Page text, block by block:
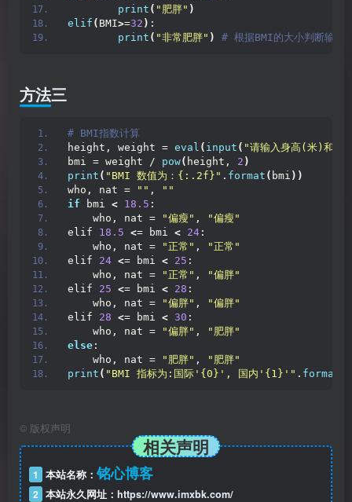
print ( "肥胖" )
elif ( BMI>=32 ) :
print ( "非常肥胖" ) # 根据BMI的大小判断输出
方法三
# BMI指数计算
height, weight = eval ( input ( "请输入身高(米)和
bmi = weight / pow( height, 2 )
print ( "BMI 数值为：{:.2f}" . format ( bmi ))
who, nat =
"" ,
""
if bmi < 18.5 :
    who, nat =
"偏瘦" ,
"偏瘦"
elif 18.5 <= bmi < 24 :
    who, nat =
"正常" ,
"正常"
elif 24 <= bmi < 25 :
    who, nat =
"正常" ,
"偏胖"
elif 25 <= bmi < 28 :
    who, nat =
"偏胖" ,
"偏胖"
elif 28 <= bmi < 30 :
    who, nat =
"偏胖" ,
"肥胖"
else :
    who, nat =
"肥胖" ,
"肥胖"
print ( "BMI 指标为:国际'{0}', 国内'{1}'" . format
© 版权声明
相关声明
1 本站名称：铭心博客
2 本站永久网址： https://www.imxbk.com/